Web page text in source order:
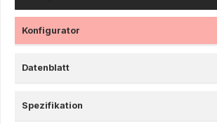
Konfigurator
Datenblatt
Spezifikation